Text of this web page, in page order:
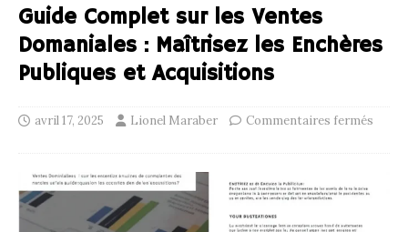
Guide Complet sur les Ventes
Domaniales : Maîtrisez les Enchères
Publiques et Acquisitions
avril 17, 2025 Lionel Maraber Commentaires fermés